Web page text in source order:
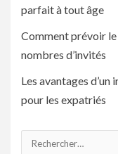
parfait à tout âge
Comment prévoir
nombres d’invités
Les avantages
pour les expatriés
Rechercher :